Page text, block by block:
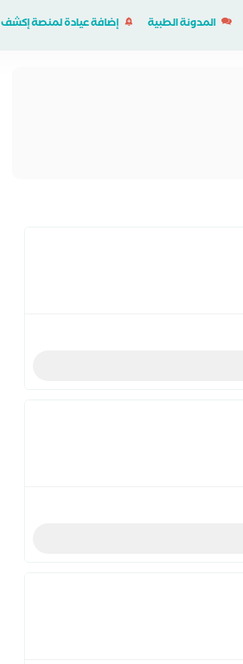
المدونة الطبية إضافة عيادة لمنصة إكشف